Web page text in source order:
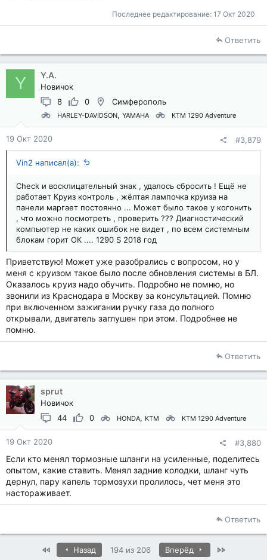
Последнее редактирование: 17 Окт 2020
Ответить
Y Y.A.
Новичок
8
0 Симферополь
HARLEY-DAVIDSON YAMAHA KTM 1290 Adventure
19 Окт 2020 #3,879
Vin2 написал(а):
Check и восклицательный знак , удалось сбросить ! Ещё не
работает Круиз контроль , жёлтая лампочка круиза на
панели маргает постоянно ... Может было такое у когонить
, что можно посмотреть , проверить ??? Диагностический
компьютер не каких ошибок не видет , по всем системным
блокам горит ОК .... 1290 S 2018 год
Приветствую! Может уже разобрались с вопросом, но у
меня с круизом такое было после обновления системы в БЛ.
Оказалось круиз надо обучить. Подробно не помню, но
звонили из Краснодара в Москву за консультацией. Помню
при включенном зажигании ручку газа до полного
открывали, двигатель заглушен при этом. Подробнее не
помню.
Ответить
sprut
Новичок
44
0 HONDA KTM KTM 1290 Adventure
19 Окт 2020 #3,880
Если кто менял тормозные шланги на усиленные, поделитесь
опытом, какие ставить. Менял задние колодки, шланг чуть
дернул, пару капель тормозухи пролилось, чет меня это
настораживает.
Ответить
First Назад 194 из 206 Вперёд